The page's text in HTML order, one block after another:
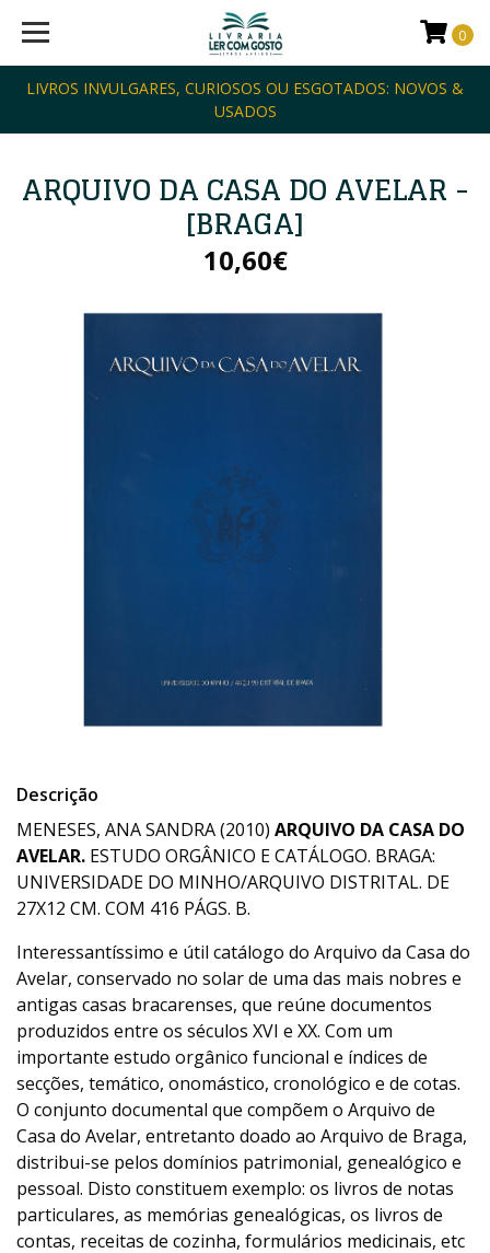
LIVROS INVULGARES, CURIOSOS OU ESGOTADOS: NOVOS &
USADOS
0
ARQUIVO DA CASA DO AVELAR -
[BRAGA]
10,60€
Descrição
MENESES, ANA SANDRA (2010) ARQUIVO DA CASA DO
AVELAR. ESTUDO ORGÂNICO E CATÁLOGO. BRAGA:
UNIVERSIDADE DO MINHO/ARQUIVO DISTRITAL. DE
27X12 CM. COM 416 PÁGS. B.
Interessantíssimo e útil catálogo do Arquivo da Casa do
Avelar, conservado no solar de uma das mais nobres e
antigas casas bracarenses, que reúne documentos
produzidos entre os séculos XVI e XX. Com um
importante estudo orgânico funcional e índices de
secções, temático, onomástico, cronológico e de cotas.
O conjunto documental que compõem o Arquivo de
Casa do Avelar, entretanto doado ao Arquivo de Braga,
distribui-se pelos domínios patrimonial, genealógico e
pessoal. Disto constituem exemplo: os livros de notas
particulares, as memórias genealógicas, os livros de
contas, receitas de cozinha, formulários medicinais, etc